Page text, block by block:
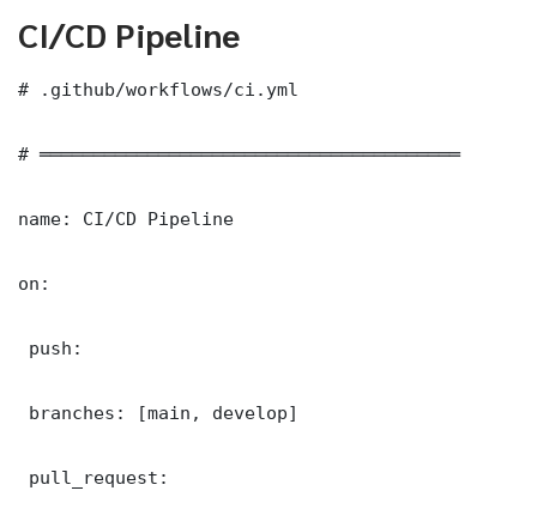
CI/CD Pipeline
# .github/workflows/ci.yml
# ═══════════════════════════════════════
name: CI/CD Pipeline
on:
push:
branches: [main, develop]
pull_request: